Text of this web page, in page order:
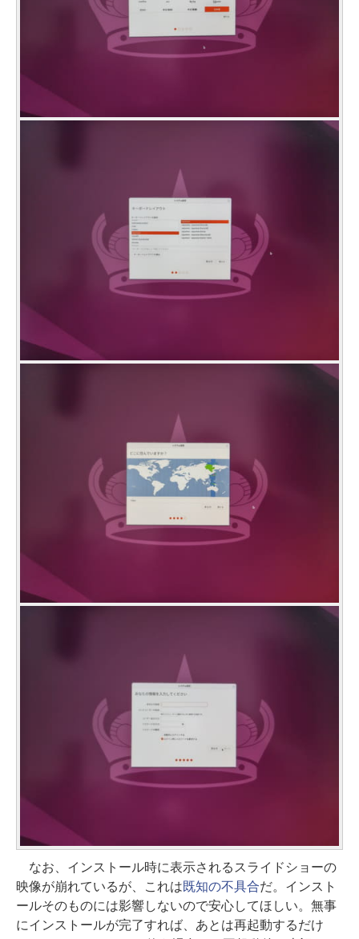
なお、インストール時に表示されるスライドショーの
映像が崩れているが、これは既知の不具合だ。インスト
ールそのものには影響しないので安心してほしい。無事
にインストールが完了すれば、あとは再起動するだけ